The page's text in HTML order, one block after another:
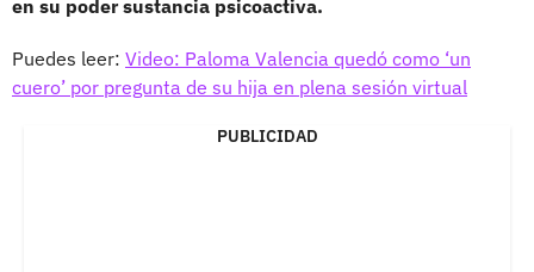
en su poder sustancia psicoactiva.
Puedes leer: Video: Paloma Valencia quedó como ‘un
cuero’ por pregunta de su hija en plena sesión virtual
PUBLICIDAD